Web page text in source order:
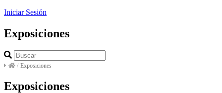
Iniciar Sesión
Exposiciones
/ Exposiciones
Exposiciones